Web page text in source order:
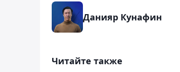
Данияр Кунафин
Читайте также